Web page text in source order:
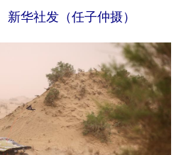
新华社发（任子仲摄）